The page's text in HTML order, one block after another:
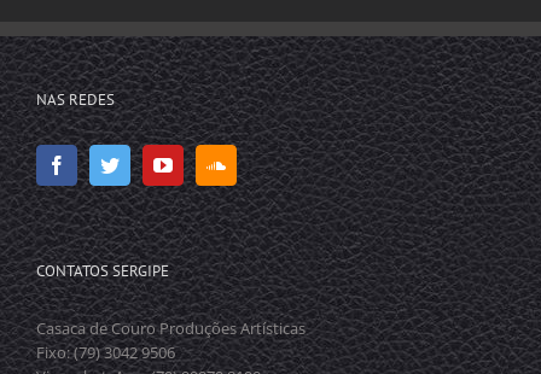
NAS REDES
CONTATOS SERGIPE
Casaca de Couro Produções Artísticas
Fixo: (79) 3042 9506